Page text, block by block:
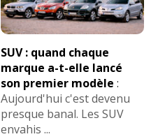
SUV : quand chaque
marque a-t-elle lancé
son premier modèle :
Aujourd'hui c'est devenu
presque banal. Les SUV
envahis ...